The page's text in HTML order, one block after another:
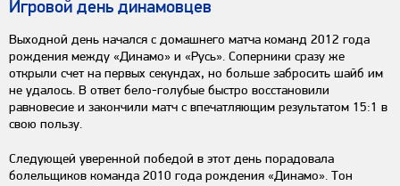
Игровой день динамовцев
Выходной день начался с домашнего матча команд 2012 года
рождения между «Динамо» и «Русь». Соперники сразу же
открыли счет на первых секундах, но больше забросить шайб им
не удалось. В ответ бело-голубые быстро восстановили
равновесие и закончили матч с впечатляющим результатом 15:1 в
свою пользу.
Следующей уверенной победой в этот день порадовала
болельщиков команда 2010 года рождения «Динамо». Тон